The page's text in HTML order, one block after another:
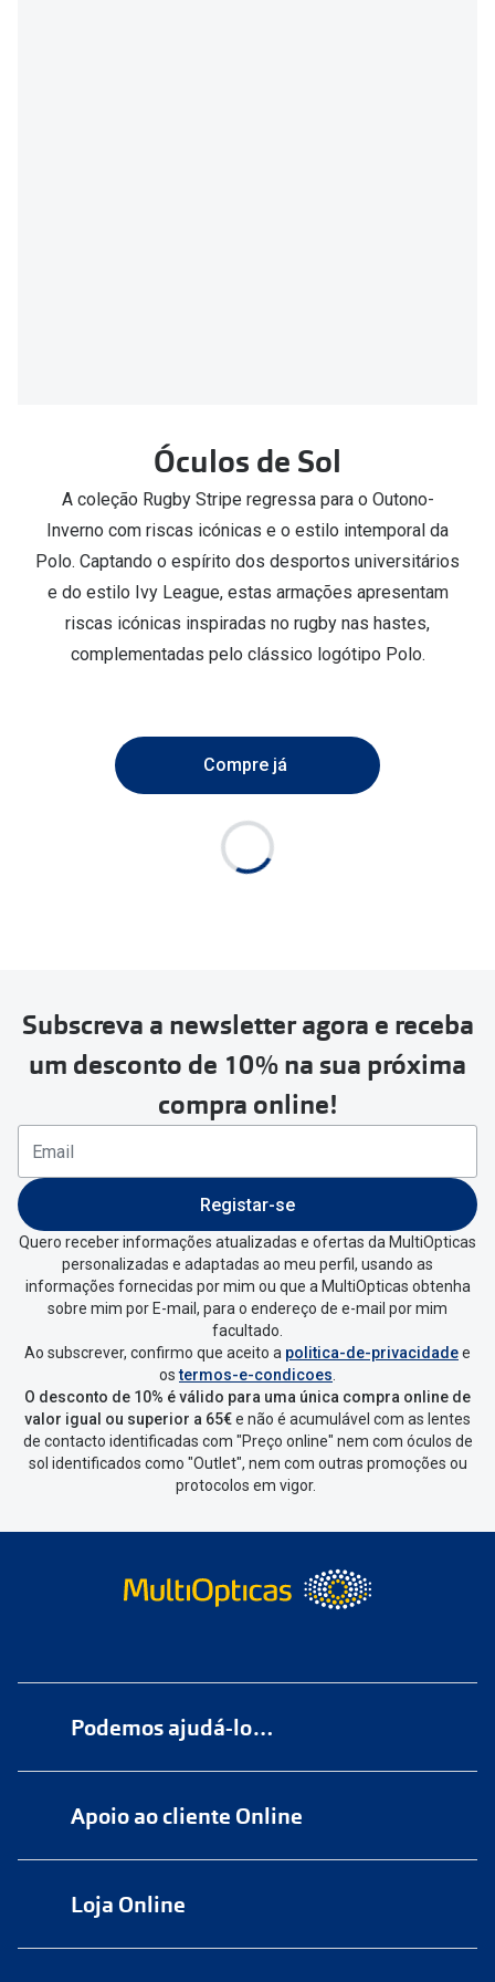
Óculos de Sol
A coleção Rugby Stripe regressa para o Outono-
Inverno com riscas icónicas e o estilo intemporal da
Polo. Captando o espírito dos desportos universitários
e do estilo Ivy League, estas armações apresentam
riscas icónicas inspiradas no rugby nas hastes,
complementadas pelo clássico logótipo Polo.
Compre já
Subscreva a newsletter agora e receba
um desconto de 10% na sua próxima
compra online!
Registar-se
Quero receber informações atualizadas e ofertas da MultiOpticas
personalizadas e adaptadas ao meu perfil, usando as
informações fornecidas por mim ou que a MultiOpticas obtenha
sobre mim por E-mail, para o endereço de e-mail por mim
facultado.
Ao subscrever, confirmo que aceito a politica-de-privacidadee
ostermos-e-condicoes.
O desconto de 10% é válido para uma única compra online de
valor igual ou superior a 65€e não é acumulável com as lentes
de contacto identificadas com "Preço online" nem com óculos de
sol identificados como "Outlet", nem com outras promoções ou
protocolos em vigor.
Podemos ajudá-lo…
Apoio ao cliente Online
Loja Online